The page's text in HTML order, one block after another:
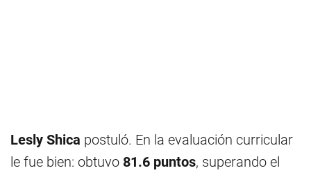
Lesly Shica postuló. En la evaluación curricular
le fue bien: obtuvo 81.6 puntos, superando el